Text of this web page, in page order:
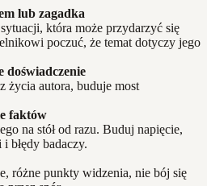
lub zagadka
która może przydarzyć się
poczuć, że temat dotyczy jego
doświadczenie
życia autora, buduje most
faktów
na stół od razu. Buduj napięcie,
błędy badaczy.
różne punkty widzenia, nie bój się